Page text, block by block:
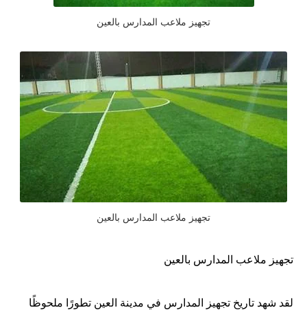
تجهيز ملاعب المدارس بالعين
تجهيز ملاعب المدارس بالعين
تجهيز ملاعب المدارس بالعين
لقد شهد تاريخ تجهيز المدارس في مدينة العين تطورًا ملحوظًا